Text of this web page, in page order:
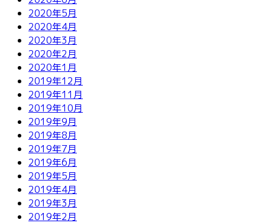
2020年5月
2020年4月
2020年3月
2020年2月
2020年1月
2019年12月
2019年11月
2019年10月
2019年9月
2019年8月
2019年7月
2019年6月
2019年5月
2019年4月
2019年3月
2019年2月